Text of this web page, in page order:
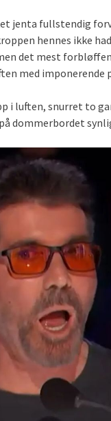
jenta fullstendig
hennes ikke
det mest
med imponerende
i luften, snurret to
dommerbordet